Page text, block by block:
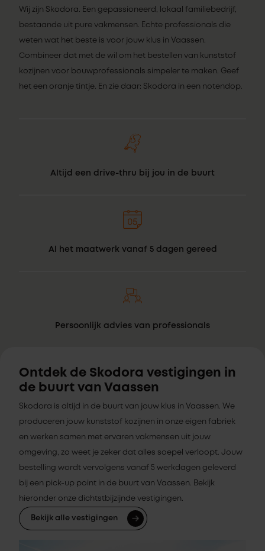
Wij zijn Skodora. Een gepassioneerd, lokaal familiebedrijf,
bestaande uit pure vakmensen. Echte professionals die
weten wat het beste is voor jouw klus in Vaassen.
Combineer dat met de wil om het bestellen van kunststof
kozijnen voor bouwprofessionals simpeler te maken. Geef
het een oranje tintje. En zie daar: Skodora in een notendop.
Altijd een drive-thru bij jou in de buurt
Al het maatwerk vanaf 5 dagen gereed
Persoonlijk advies van professionals
Ontdek de Skodora vestigingen in
de buurt van Vaassen
Skodora is altijd in de buurt van jouw klus in Vaassen. We
produceren jouw kunststof kozijnen in onze eigen fabriek
en werken samen met ervaren vakmensen uit jouw
omgeving, zo weet je zeker dat alles soepel verloopt. Jouw
bestelling wordt vervolgens vanaf 5 werkdagen geleverd
bij een pick-up point in de buurt van Vaassen. Bekijk
hieronder onze dichtstbijzijnde vestigingen.
Bekijk alle vestigingen